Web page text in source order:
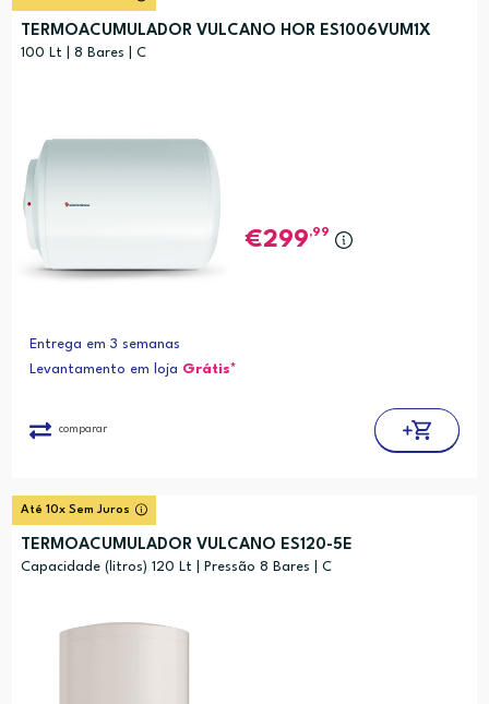
TERMOACUMULADOR VULCANO HOR ES1006VUM1X
100 Lt | 8 Bares | C
299,99
Entrega em 3 semanas
Levantamento em loja Grátis*
comparar
Até 10x Sem Juros
TERMOACUMULADOR VULCANO ES120-5E
Capacidade (litros) 120 Lt | Pressão 8 Bares | C